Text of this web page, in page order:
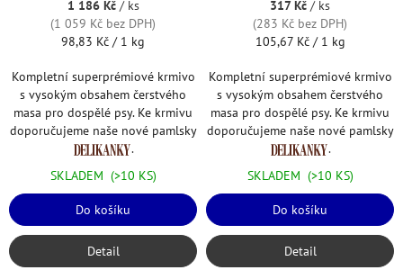
1 186 Kč / ks
(1 059 Kč bez DPH)
Měrná
98,83 Kč / 1 kg
Kompletní superprémiové krmivo
s vysokým obsahem čerstvého
masa pro dospělé psy. Ke krmivu
doporučujeme naše nové pamlsky
.
SKLADEM (>10 KS)
Do košíku
Detail
317 Kč / ks
(283 Kč bez DPH)
Měrná
105,67 Kč / 1 kg
Kompletní superprémiové krmivo
s vysokým obsahem čerstvého
masa pro dospělé psy. Ke krmivu
doporučujeme naše nové pamlsky
.
SKLADEM (>10 KS)
Do košíku
Detail